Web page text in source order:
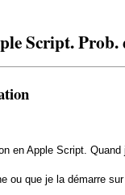
Script.
en Apple Script.
ou que je la démarre